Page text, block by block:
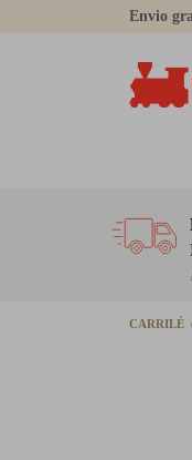
Envio
CARRILÉ